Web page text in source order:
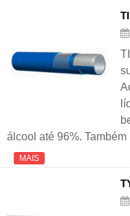
álcool até 96%.
MAIS